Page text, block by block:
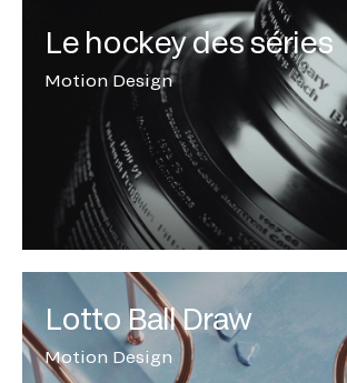
Le hockey des séries
Motion Design
Lotto Ball Draw
Motion Design